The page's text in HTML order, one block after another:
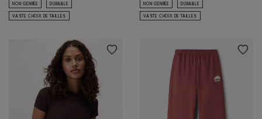
NON GENRÉE DURABLE
VASTE CHOIX DE TAILLES
NON GENRÉE DURABLE
VASTE CHOIX DE TAILLES